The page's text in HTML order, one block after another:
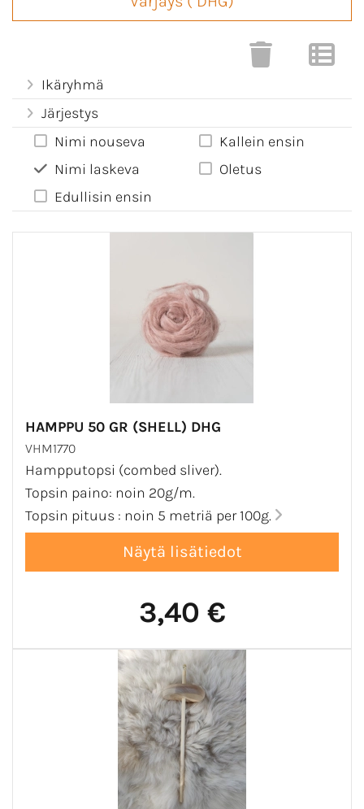
Ikäryhmä
Järjestys
Nimi nouseva
Nimi laskeva
Edullisin ensin
Kallein ensin
Oletus
HAMPPU 50 GR (SHELL) DHG
VHM1770
Hampputopsi (combed sliver).
Topsin paino: noin 20g/m.
Topsin pituus : noin 5 metriä per 100g.
3,40 €